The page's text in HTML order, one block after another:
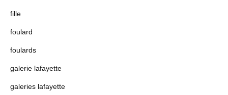
fille
foulard
foulards
galerie lafayette
galeries lafayette